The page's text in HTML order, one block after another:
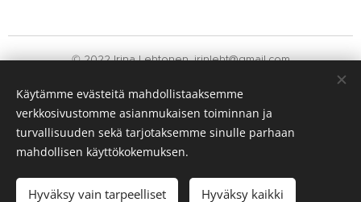
Lisää ostoskoriin
© 2022 Irina Lehtonen. irinleht@gmail.com
Kielet
Suomi
English
Käytämme evästeitä mahdollistaaksemme
verkkosivustomme asianmukaisen toiminnan ja
turvallisuuden sekä tarjotaksemme sinulle parhaan
mahdollisen käyttökokemuksen.
Hyväksy vain tarpeelliset Hyväksy kaikki